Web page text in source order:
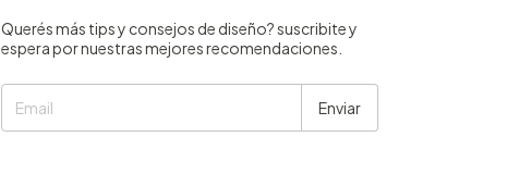
Querés más tips y consejos de diseño? suscribite y
espera por nuestras mejores recomendaciones.